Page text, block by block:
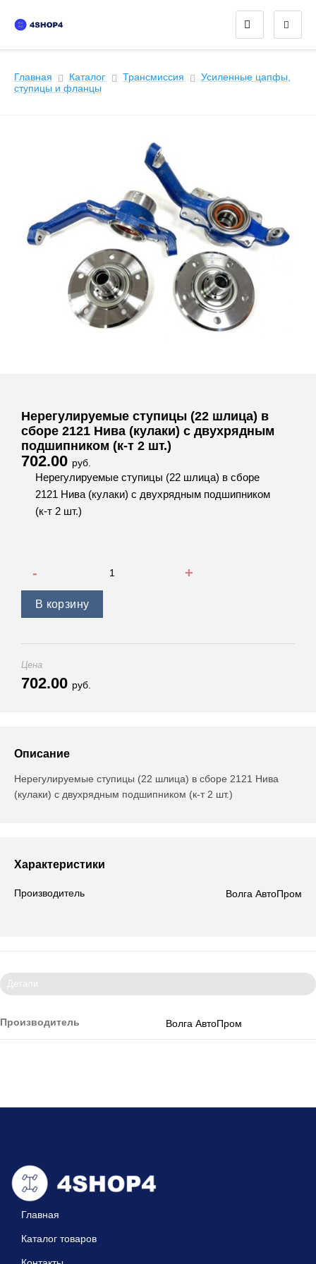
Главная Каталог Трансмиссия
Усиленные цапфы,
ступицы и фланцы
Нерегулируемые ступицы (22 шлица) в
сборе 2121 Нива (кулаки) с двухрядным
подшипником (к-т 2 шт.)
702.00 руб.
Нерегулируемые ступицы (22 шлица) в сборе
2121 Нива (кулаки) с двухрядным подшипником
(к-т 2 шт.)
В корзину
Цена
702.00 руб.
Описание
Нерегулируемые ступицы (22 шлица) в сборе 2121 Нива
(кулаки) с двухрядным подшипником (к-т 2 шт.)
Характеристики
Производитель Волга АвтоПром
Детали
Производитель Волга АвтоПром
Главная
Каталог товаров